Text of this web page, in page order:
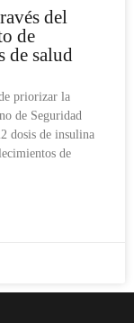
del
de
de salud
priorizar la
de Seguridad
dosis de insulina
de